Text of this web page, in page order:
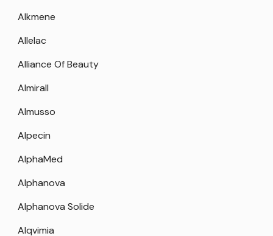
Alkmene
Allelac
Alliance Of Beauty
Almirall
Almusso
Alpecin
AlphaMed
Alphanova
Alphanova Solide
Alqvimia